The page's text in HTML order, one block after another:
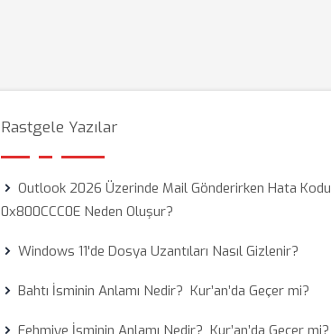
Rastgele Yazılar
Outlook 2026 Üzerinde Mail Gönderirken Hata Kodu
0x800CCC0E Neden Oluşur?
Windows 11'de Dosya Uzantıları Nasıl Gizlenir?
Bahtı İsminin Anlamı Nedir? Kur’an’da Geçer mi?
Fehmiye İsminin Anlamı Nedir? Kur’an’da Geçer mi?